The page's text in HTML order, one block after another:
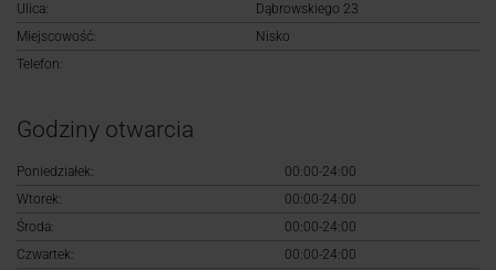
Ulica:
Dąbrowskiego 23
Miejscowość:
Nisko
Telefon:
Godziny otwarcia
Poniedziałek:
00:00-24:00
Wtorek:
00:00-24:00
Środa:
00:00-24:00
Czwartek:
00:00-24:00